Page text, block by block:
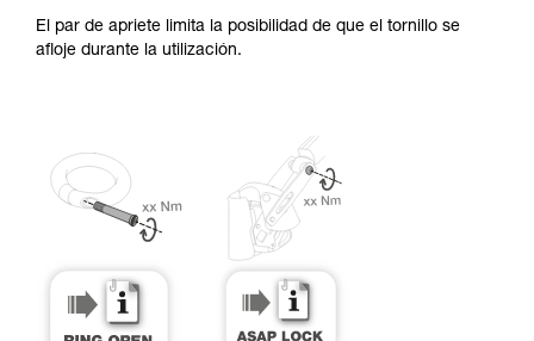
autónoma.
El par de apriete limita la posibilidad de que el tornillo se
afloje durante la utilización.